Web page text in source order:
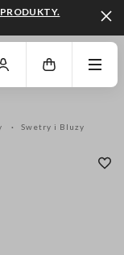
STRONY
Swetry i Bluzy